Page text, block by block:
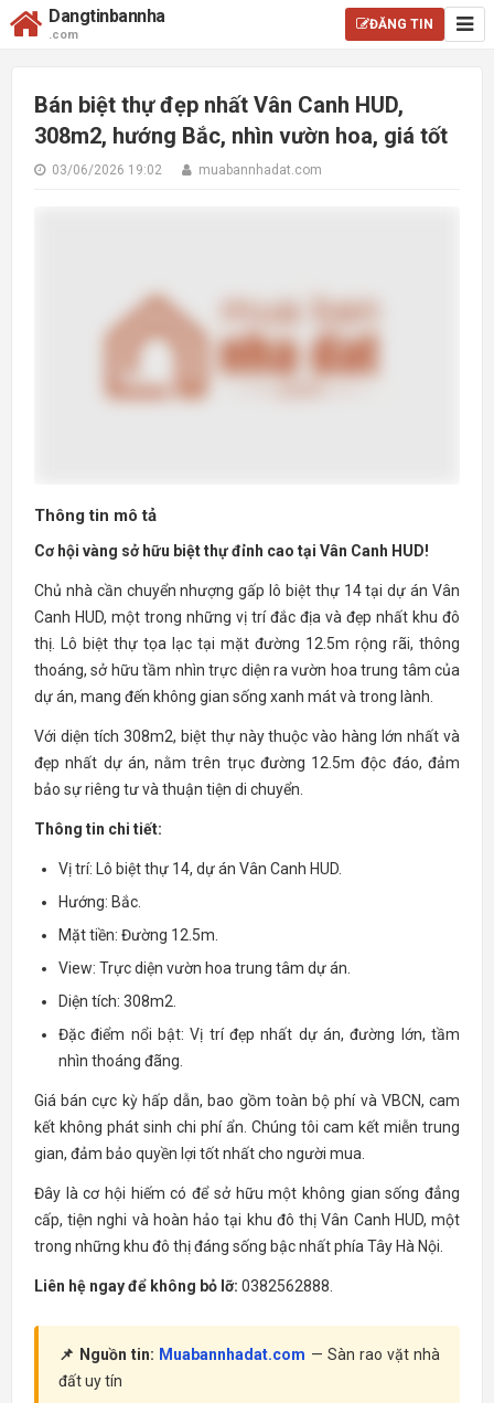
Dangtinbannha
.com
ĐĂNG TIN
Bán biệt thự đẹp nhất Vân Canh HUD,
308m2, hướng Bắc, nhìn vườn hoa, giá tốt
03/06/2026 19:02 muabannhadat.com
Thông tin mô tả
Cơ hội vàng sở hữu biệt thự đỉnh cao tại Vân Canh HUD!
Chủ nhà cần chuyển nhượng gấp lô biệt thự 14 tại dự án Vân
Canh HUD, một trong những vị trí đắc địa và đẹp nhất khu đô
thị. Lô biệt thự tọa lạc tại mặt đường 12.5m rộng rãi, thông
thoáng, sở hữu tầm nhìn trực diện ra vườn hoa trung tâm của
dự án, mang đến không gian sống xanh mát và trong lành.
Với diện tích 308m2, biệt thự này thuộc vào hàng lớn nhất và
đẹp nhất dự án, nằm trên trục đường 12.5m độc đáo, đảm
bảo sự riêng tư và thuận tiện di chuyển.
Thông tin chi tiết:
Vị trí: Lô biệt thự 14, dự án Vân Canh HUD.
Hướng: Bắc.
Mặt tiền: Đường 12.5m.
View: Trực diện vườn hoa trung tâm dự án.
Diện tích: 308m2.
Đặc điểm nổi bật: Vị trí đẹp nhất dự án, đường lớn, tầm
nhìn thoáng đãng.
Giá bán cực kỳ hấp dẫn, bao gồm toàn bộ phí và VBCN, cam
kết không phát sinh chi phí ẩn. Chúng tôi cam kết miễn trung
gian, đảm bảo quyền lợi tốt nhất cho người mua.
Đây là cơ hội hiếm có để sở hữu một không gian sống đẳng
cấp, tiện nghi và hoàn hảo tại khu đô thị Vân Canh HUD, một
trong những khu đô thị đáng sống bậc nhất phía Tây Hà Nội.
Liên hệ ngay để không bỏ lỡ: 0382562888.
📌 Nguồn tin: Muabannhadat.com — Sàn rao vặt nhà
đất uy tín